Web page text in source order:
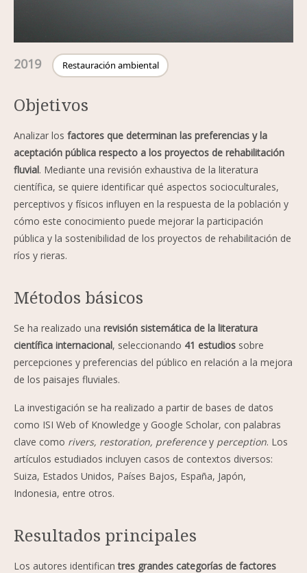
2019 Restauración ambiental
Objetivos
Analizar los factores que determinan las preferencias y la
aceptación pública respecto a los proyectos de rehabilitación
fluvial. Mediante una revisión exhaustiva de la literatura
científica, se quiere identificar qué aspectos socioculturales,
perceptivos y físicos influyen en la respuesta de la población y
cómo este conocimiento puede mejorar la participación
pública y la sostenibilidad de los proyectos de rehabilitación de
ríos y rieras.
Métodos básicos
Se ha realizado una revisión sistemática de la literatura
científica internacional, seleccionando 41 estudios sobre
percepciones y preferencias del público en relación a la mejora
de los paisajes fluviales.
La investigación se ha realizado a partir de bases de datos
como ISI Web of Knowledge y Google Scholar, con palabras
clave como rivers, restoration, preferencey perception. Los
artículos estudiados incluyen casos de contextos diversos:
Suiza, Estados Unidos, Países Bajos, España, Japón,
Indonesia, entre otros.
Resultados principales
Los autores identificantres grandes categorías de factores